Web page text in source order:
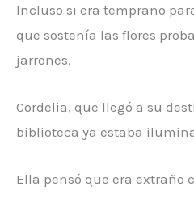
Incluso si era temprano
que sostenía las flores
jarrones.
Cordelia, que llegó a su
biblioteca ya estaba
Ella pensó que era extraño